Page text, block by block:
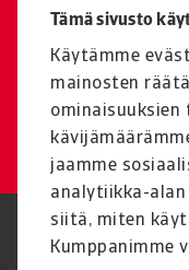
Tämä sivusto
Käytämme
mainosten
ominaisuuksien
jaamme
analytiikka-
siitä, miten
Kumppanimme
Ota
Legal Notice